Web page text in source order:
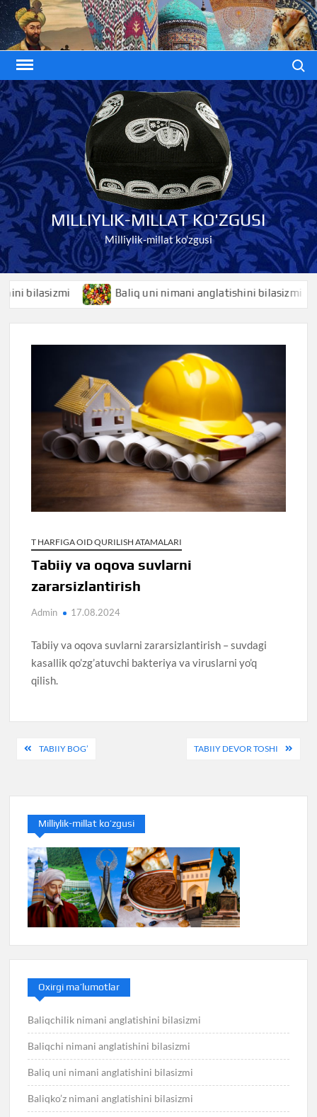
Skip
to
content
MILLIYLIK-MILLAT KO'ZGUSI
Milliylik-millat ko'zgusi
Baliq uni nimani anglatishini bilasizmi
T HARFIGA OID QURILISH ATAMALARI
Tabiiy va oqova suvlarni
zararsizlantirish
Admin 17.08.2024
Tabiiy va oqova suvlarni zararsizlantirish – suvdagi
kasallik qo’zg’atuvchi bakteriya va viruslarni yo’q
qilish.
PostTABIIY BOG’ TABIIY DEVOR TOSHI
Milliylik-millat ko’zgusi
Oxirgi ma’lumotlar
Baliqchilik nimani anglatishini bilasizmi
Baliqchi nimani anglatishini bilasizmi
Baliq uni nimani anglatishini bilasizmi
Baliqko’z nimani anglatishini bilasizmi